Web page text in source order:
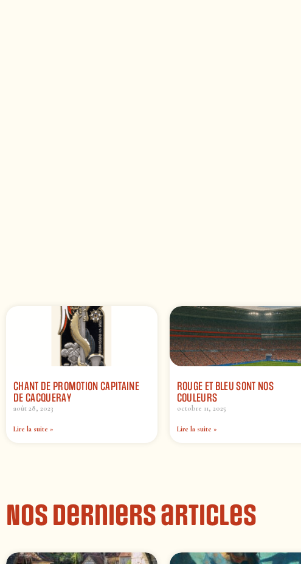
CHANT DE PROMOTION CAPITAINE
DE CACQUERAY
août 28, 2023
Lire la suite »
ROUGE ET BLEU SONT NOS
COULEURS
octobre 11, 2025
Lire la suite »
Nos derniers articles